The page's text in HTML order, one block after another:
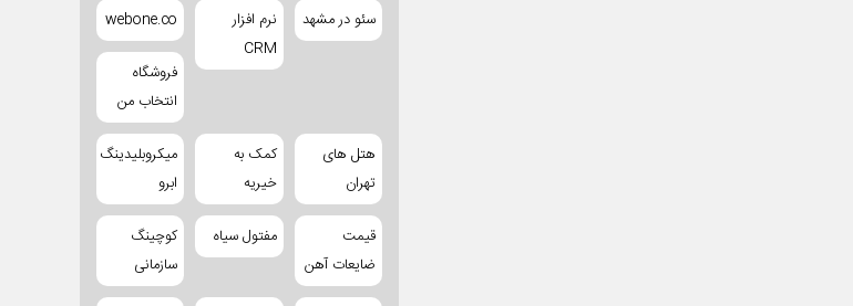
سئو در مشهد
نرم افزار
CRM
webone.co
فروشگاه
انتخاب من
هتل های
تهران
کمک به
خیریه
میکروبلیدینگ
ابرو
قیمت
ضایعات آهن
مفتول سیاه
کوچینگ
سازمانی